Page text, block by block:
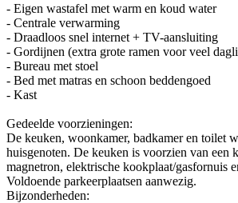
- Eigen wastafel met warm en koud water
- Centrale verwarming
- Draadloos snel internet + TV-aansluiting
- Gordijnen (extra grote ramen voor veel
- Bureau met stoel
- Bed met matras en schoon beddengoed
- Kast
Gedeelde voorzieningen:
De keuken, woonkamer, badkamer en toilet
huisgenoten. De keuken is voorzien van een
magnetron, elektrische kookplaat/gasfornuis
Voldoende parkeerplaatsen aanwezig.
Bijzonderheden: